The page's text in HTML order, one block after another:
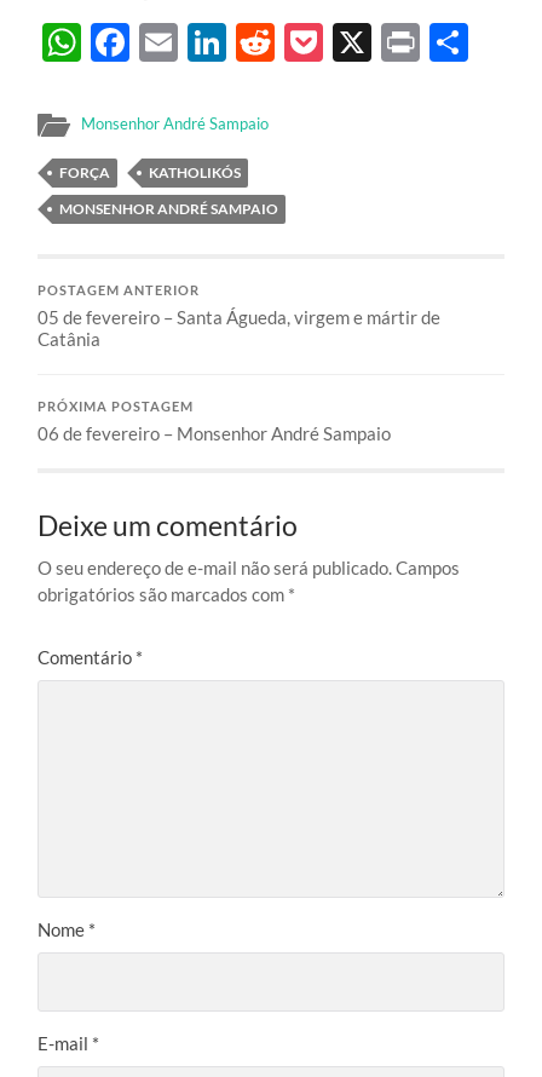
WhatsApp
Facebook
EmailLinkedIn
Reddit
Pocket
X Print
Monsenhor André Sampaio
FORÇA
KATHOLIKÓS
MONSENHOR ANDRÉ SAMPAIO
POSTAGEM ANTERIOR
05 de fevereiro – Santa Águeda, virgem e mártir de
Catânia
PRÓXIMA POSTAGEM
06 de fevereiro – Monsenhor André Sampaio
Deixe um comentário
O seu endereço de e-mail não será publicado.Campos
obrigatórios são marcados com *
Comentário *
Nome *
E-mail *